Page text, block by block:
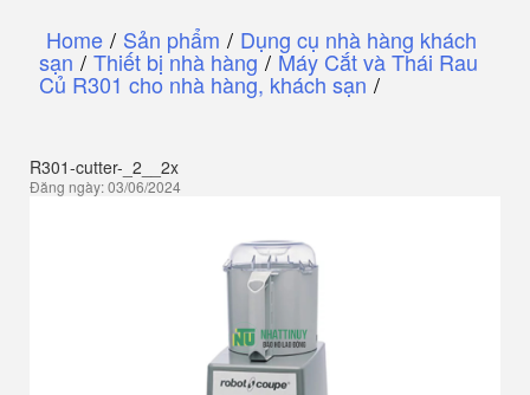
Home / Sản phẩm / Dụng cụ nhà hàng khách
sạn / Thiết bị nhà hàng / Máy Cắt và Thái Rau
Củ R301 cho nhà hàng, khách sạn /
R301-cutter-_2__2x
Đăng ngày: 03/06/2024